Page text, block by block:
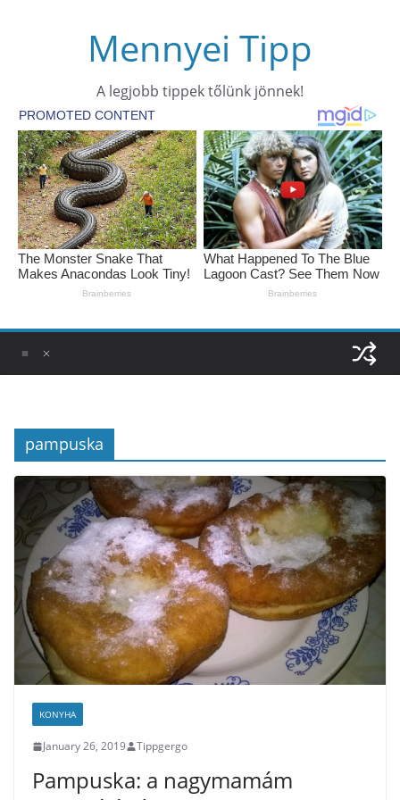
Mennyei Tipp
A legjobb tippek tőlünk jönnek!
pampuska
KONYHA
January 26, 2019 Tippgergo
Pampuska: a nagymamám